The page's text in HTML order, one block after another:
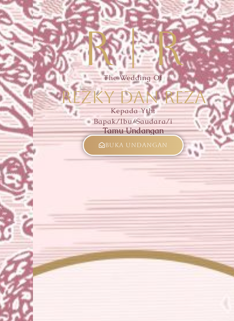
R | R
The Wedding Of
REZKY DAN REZA
Kepada Yth:
Bapak/Ibu/Saudara/i
Tamu Undangan
Buka Undangan